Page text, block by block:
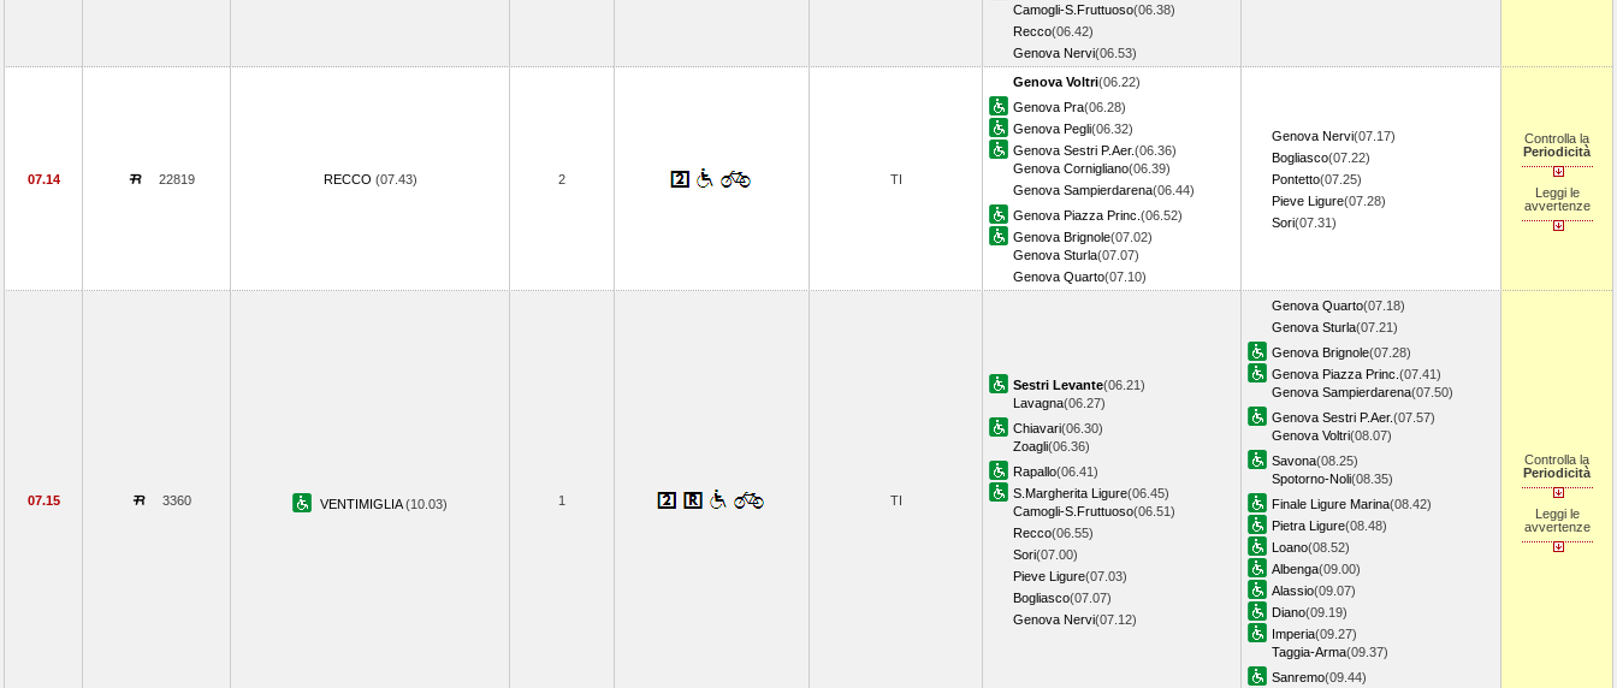
Camogli-S.Fruttuoso(06.38)
Recco(06.42)
Genova Nervi(06.53)
07.14 22819 RECCO (07.43) 2 TI
Genova Voltri(06.22)
Genova Pra(06.28)
Genova Pegli(06.32)
Genova Sestri P.Aer.(06.36)
Genova Cornigliano(06.39)
Genova Sampierdarena(06.44)
Genova Piazza Princ. (06.52)
Genova Brignole(07.02)
Genova Sturla(07.07)
Genova Quarto(07.10)
Genova Nervi(07.17)
Bogliasco(07.22)
Pontetto(07.25)
Pieve Ligure(07.28)
Sori(07.31)
Controlla la
Periodicità
Leggi le
avvertenze
07.15 3360 VENTIMIGLIA(10.03) 1 TI
Sestri Levante(06.21)
Lavagna(06.27)
Chiavari(06.30)
Zoagli(06.36)
Rapallo(06.41)
S.Margherita Ligure(06.45)
Camogli-S.Fruttuoso(06.51)
Recco(06.55)
Sori(07.00)
Pieve Ligure(07.03)
Bogliasco(07.07)
Genova Nervi(07.12)
Genova Quarto(07.18)
Genova Sturla(07.21)
Genova Brignole(07.28)
Genova Piazza Princ. (07.41)
Genova Sampierdarena(07.50)
Genova Sestri P.Aer.(07.57)
Genova Voltri(08.07)
Savona(08.25)
Spotorno-Noli(08.35)
Finale Ligure Marina(08.42)
Pietra Ligure(08.48)
Loano(08.52)
Albenga(09.00)
Alassio(09.07)
Diano(09.19)
Imperia(09.27)
Taggia-Arma(09.37)
Sanremo(09.44)
Controlla la
Periodicità
Leggi le
avvertenze